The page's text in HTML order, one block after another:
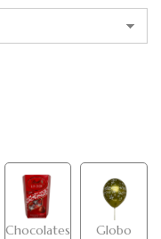
Chocolates
Globo